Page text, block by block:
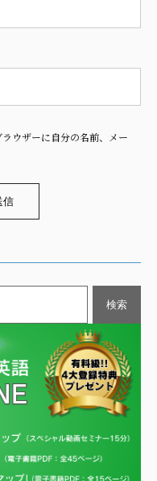
ウザーに自分の名前、メー